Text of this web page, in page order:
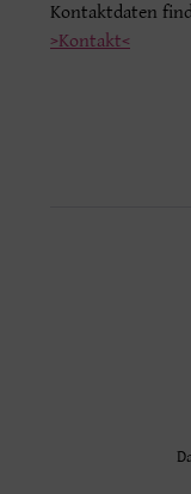
Kontaktdaten
>Kontakt<